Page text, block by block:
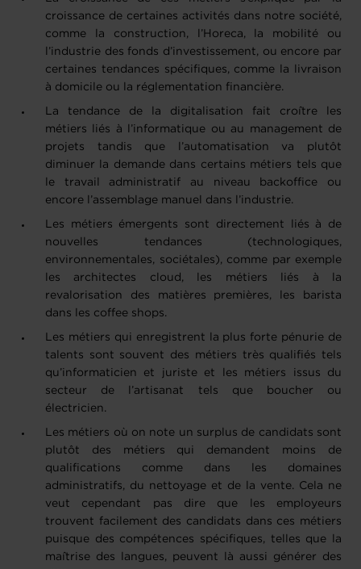
croissance de certaines activités dans notre société,
comme la construction, l’Horeca, la mobilité ou
l’industrie des fonds d’investissement, ou encore par
certaines tendances spécifiques, comme la livraison
à domicile ou la réglementation financière.
La tendance de la digitalisation fait croître les
métiers liés à l’informatique ou au management de
projets tandis que l’automatisation va plutôt
diminuer la demande dans certains métiers tels que
le travail administratif au niveau backoffice ou
encore l’assemblage manuel dans l’industrie.
Les métiers émergents sont directement liés à de
nouvelles tendances (technologiques,
environnementales, sociétales), comme par exemple
les architectes cloud, les métiers liés à la
revalorisation des matières premières, les barista
dans les coffee shops.
Les métiers qui enregistrent la plus forte pénurie de
talents sont souvent des métiers très qualifiés tels
qu’informaticien et juriste et les métiers issus du
secteur de l’artisanat tels que boucher ou
électricien.
Les métiers où on note un surplus de candidats sont
plutôt des métiers qui demandent moins de
qualifications comme dans les domaines
administratifs, du nettoyage et de la vente. Cela ne
veut cependant pas dire que les employeurs
trouvent facilement des candidats dans ces métiers
puisque des compétences spécifiques, telles que la
maîtrise des langues, peuvent là aussi générer des